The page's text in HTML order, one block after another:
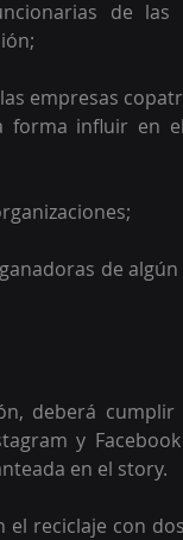
de
empresas
forma influir en
de
deberá
y
en el story.
reciclaje con